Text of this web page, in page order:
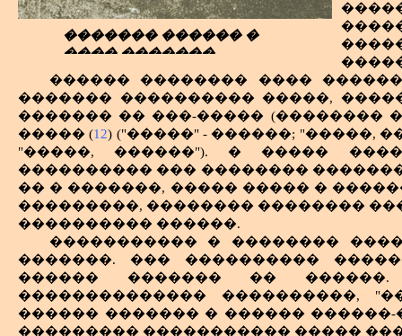
������. ����� ������ �������
���������� �� �������,
������� �������� �����,
���� ������� ������
����� �� ����� ���� ������
���������� ����� � ��������,
���������� ��������
�������� ������� ����� �
�������� ������������ ����
������. ������� �������
���� �����, ��������� ��������
�������, ��� ������ �����
���������, �������
��� ������� ���������
������ ������ � ���������� �
����� � �������� ���-����������
����� ����� �������; ���
��������. � ���� �������
�� ����� ����� �� ����������
������� ������ �
���� �������.
�
������ �������� ����
������� ���������� �����,
������� �� ���-����� (��������
����� (12) ("�����" - ������; "�����,
"�����, ������"). � �����
���������� ��� ��������
�� � �������, ����� ����� �
���������, �������� ��������
���������� ������.
����������� � ��������
�������. ��� ����������
������ ������� ��
�������������� ����������,
������ ������� � ������
��������� ����������� �����